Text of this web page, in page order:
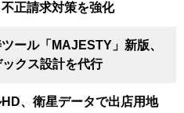
正請求対策を強化
ール「MAJESTY」新版、
クス設計を代行
、衛星データで出店用地